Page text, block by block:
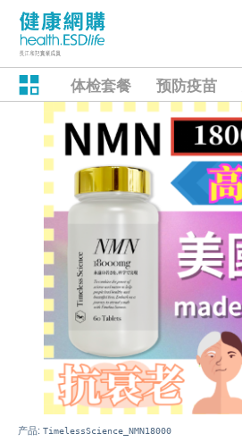
体检套餐 预防疫苗
产品: TimelessScience_NMN18000